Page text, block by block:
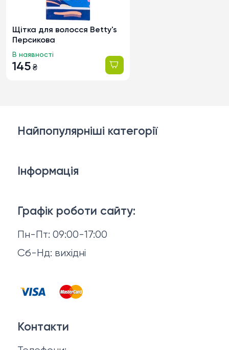
Щітка для волосся Betty's
Персикова
145 ₴
В наявності
Графік роботи сайту:
Пн-Пт: 09:00-17:00
Сб-Нд: вихідні
Найпопулярніші категорії
Макіяж
Волосся
Чоловіча косметика
Косметика для манікюру та педикюру
Інформація
Відгуки
Договір оферти
Політика конфіденційності
Контакти